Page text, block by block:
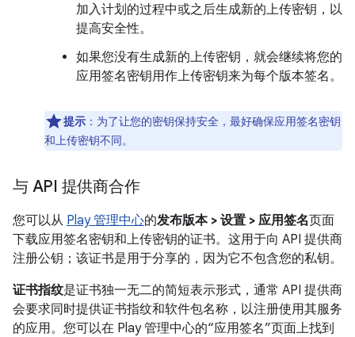
加入计划的过程中或之后生成新的上传密钥，以
提高安全性。
如果您没有生成新的上传密钥，就会继续将您的
应用签名密钥用作上传密钥来为每个版本签名。
提示 ：为了让您的密钥保持安全，最好确保应用签名密钥
和上传密钥不同。
与 API 提供商合作
您可以从 Play 管理中心的发布版本 > 设置 > 应用签名页面
下载应用签名密钥和上传密钥的证书。这用于向 API 提供商
注册公钥；该证书是用于分享的，因为它不包含您的私钥。
证书指纹是证书独一无二的简短表示形式，通常 API 提供商
会要求同时提供证书指纹和软件包名称，以注册使用其服务
的应用。您可以在 Play 管理中心的“应用签名”页面上找到